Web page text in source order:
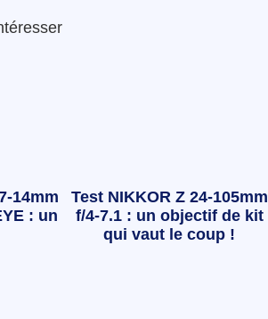
14mm
: un
Test NIKKOR Z 24-105mm
f/4-7.1 : un objectif de kit
qui vaut le coup !